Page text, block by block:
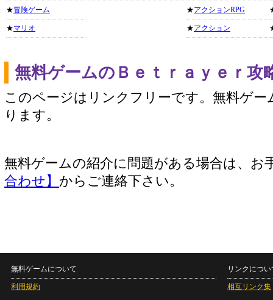
★冒険ゲーム
★マリオ
★アクションRPG
★アクション
無料ゲームのＢｅｔｒａｙｅｒ攻
このページはリンクフリーです。無料ゲー
ります。
無料ゲームの紹介に問題がある場合は、お
合わせ】 からご連絡下さい。
無料ゲームについて
利用規約
リンクについ
相互リンク集